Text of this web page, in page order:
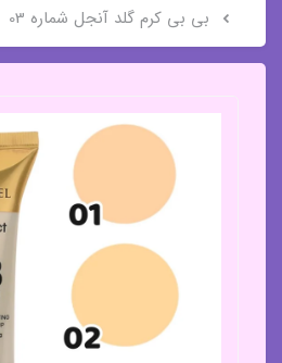
بی بی کرم گلد آنجل شماره 03